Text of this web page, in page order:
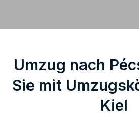
Umzug nach
Sie mit
Kiel